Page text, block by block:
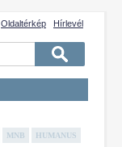
Oldaltérkép Hírlevél
MNB HUMANUS